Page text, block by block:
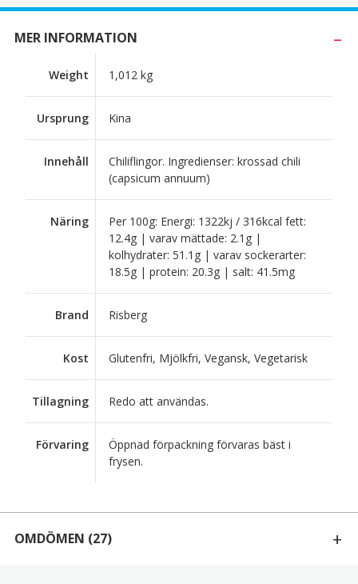
MER INFORMATION
Weight 1,012 kg
Ursprung Kina
Innehåll
Chiliflingor. Ingredienser: krossad chili
(capsicum annuum)
Näring
Per 100g: Energi: 1322kj / 316kcal fett:
12.4g | varav mättade: 2.1g |
kolhydrater: 51.1g | varav sockerarter:
18.5g | protein: 20.3g | salt: 41.5mg
Brand Risberg
Kost Glutenfri, Mjölkfri, Vegansk, Vegetarisk
Tillagning Redo att användas.
Förvaring
Öppnad förpackning förvaras bäst i
frysen.
OMDÖMEN (27)